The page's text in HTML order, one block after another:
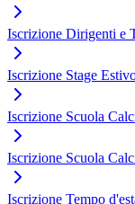
Iscrizione Dirigenti e
Iscrizione Stage
Iscrizione Scuola
Iscrizione Scuola
Iscrizione Tempo